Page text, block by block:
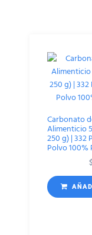
Carbonato
Alimenticio
250 g) | 332
Polvo 100%